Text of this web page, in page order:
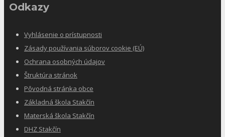
Odkazy
Vyhlásenie o prístupnosti
Zásady používania súborov cookie (EÚ)
Ochrana osobných údajov
Štruktúra stránok
Pôvodná stránka obce
Základná škola Stakčín
Materská škola Stakčín
DHZ Stakčín